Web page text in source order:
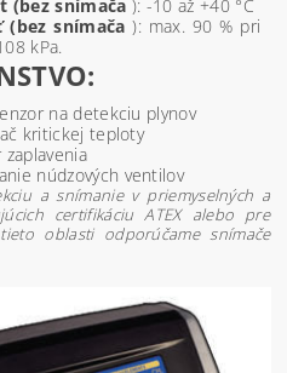
(bez snímača ): -10 až +40 °C
(bez snímača): max. 90 % pri
kPa.
na detekciu plynov
kritickej teploty
núdzových ventilov
a snímanie v priemyselných a
certifikáciu ATEX alebo pre
oblasti odporúčame snímače